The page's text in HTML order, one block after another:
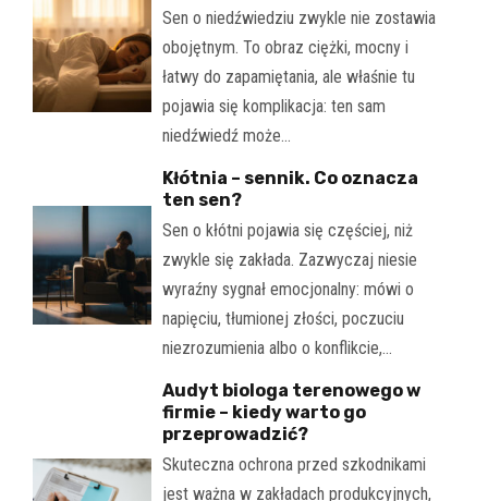
Sen o niedźwiedziu zwykle nie zostawia
obojętnym. To obraz ciężki, mocny i
łatwy do zapamiętania, ale właśnie tu
pojawia się komplikacja: ten sam
niedźwiedź może…
Kłótnia – sennik. Co oznacza
ten sen?
Sen o kłótni pojawia się częściej, niż
zwykle się zakłada. Zazwyczaj niesie
wyraźny sygnał emocjonalny: mówi o
napięciu, tłumionej złości, poczuciu
niezrozumienia albo o konflikcie,…
Audyt biologa terenowego w
firmie – kiedy warto go
przeprowadzić?
Skuteczna ochrona przed szkodnikami
jest ważna w zakładach produkcyjnych,